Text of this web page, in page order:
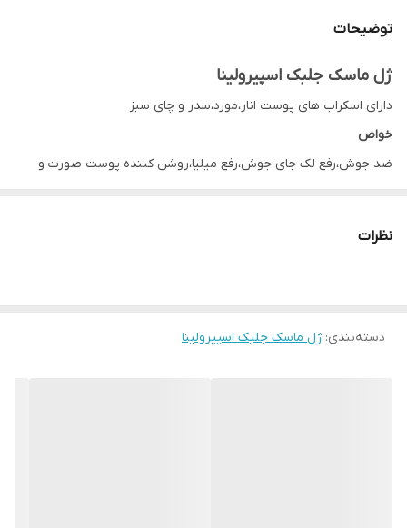
توضیحات
ژل ماسک جلبک اسپیرولینا
دارای اسکراب های پوست انار،مورد،سدر و چای سبز
خواص
ضد جوش،رفع لک جای جوش،رفع میلیا،روشن کننده پوست صورت و
بهترین زمان مصرف تا یک سال و نیم بعد از خرید محصول.
نظرات
دسته‌بندی: ژل ماسک جلبک اسپیرولینا